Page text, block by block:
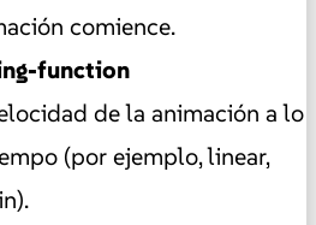
comience.
function
de la animación a lo
(por ejemplo, linear,